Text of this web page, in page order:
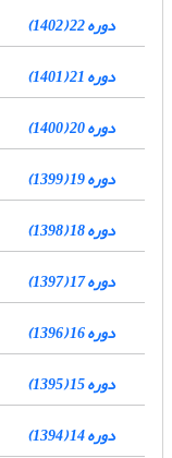
دوره 22 (1402)
دوره 21 (1401)
دوره 20 (1400)
دوره 19 (1399)
دوره 18 (1398)
دوره 17 (1397)
دوره 16 (1396)
دوره 15 (1395)
دوره 14 (1394)